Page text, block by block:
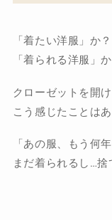
「着たい洋服」か？
「着られる洋服」か
クローゼットを開
こう感じたことは
「あの服、もう何
まだ着られるし…捨